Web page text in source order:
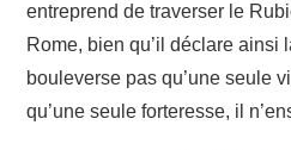
entreprend de traverser le
Rome, bien qu’il déclare ainsi
bouleverse pas qu’une seule
qu’une seule forteresse, il